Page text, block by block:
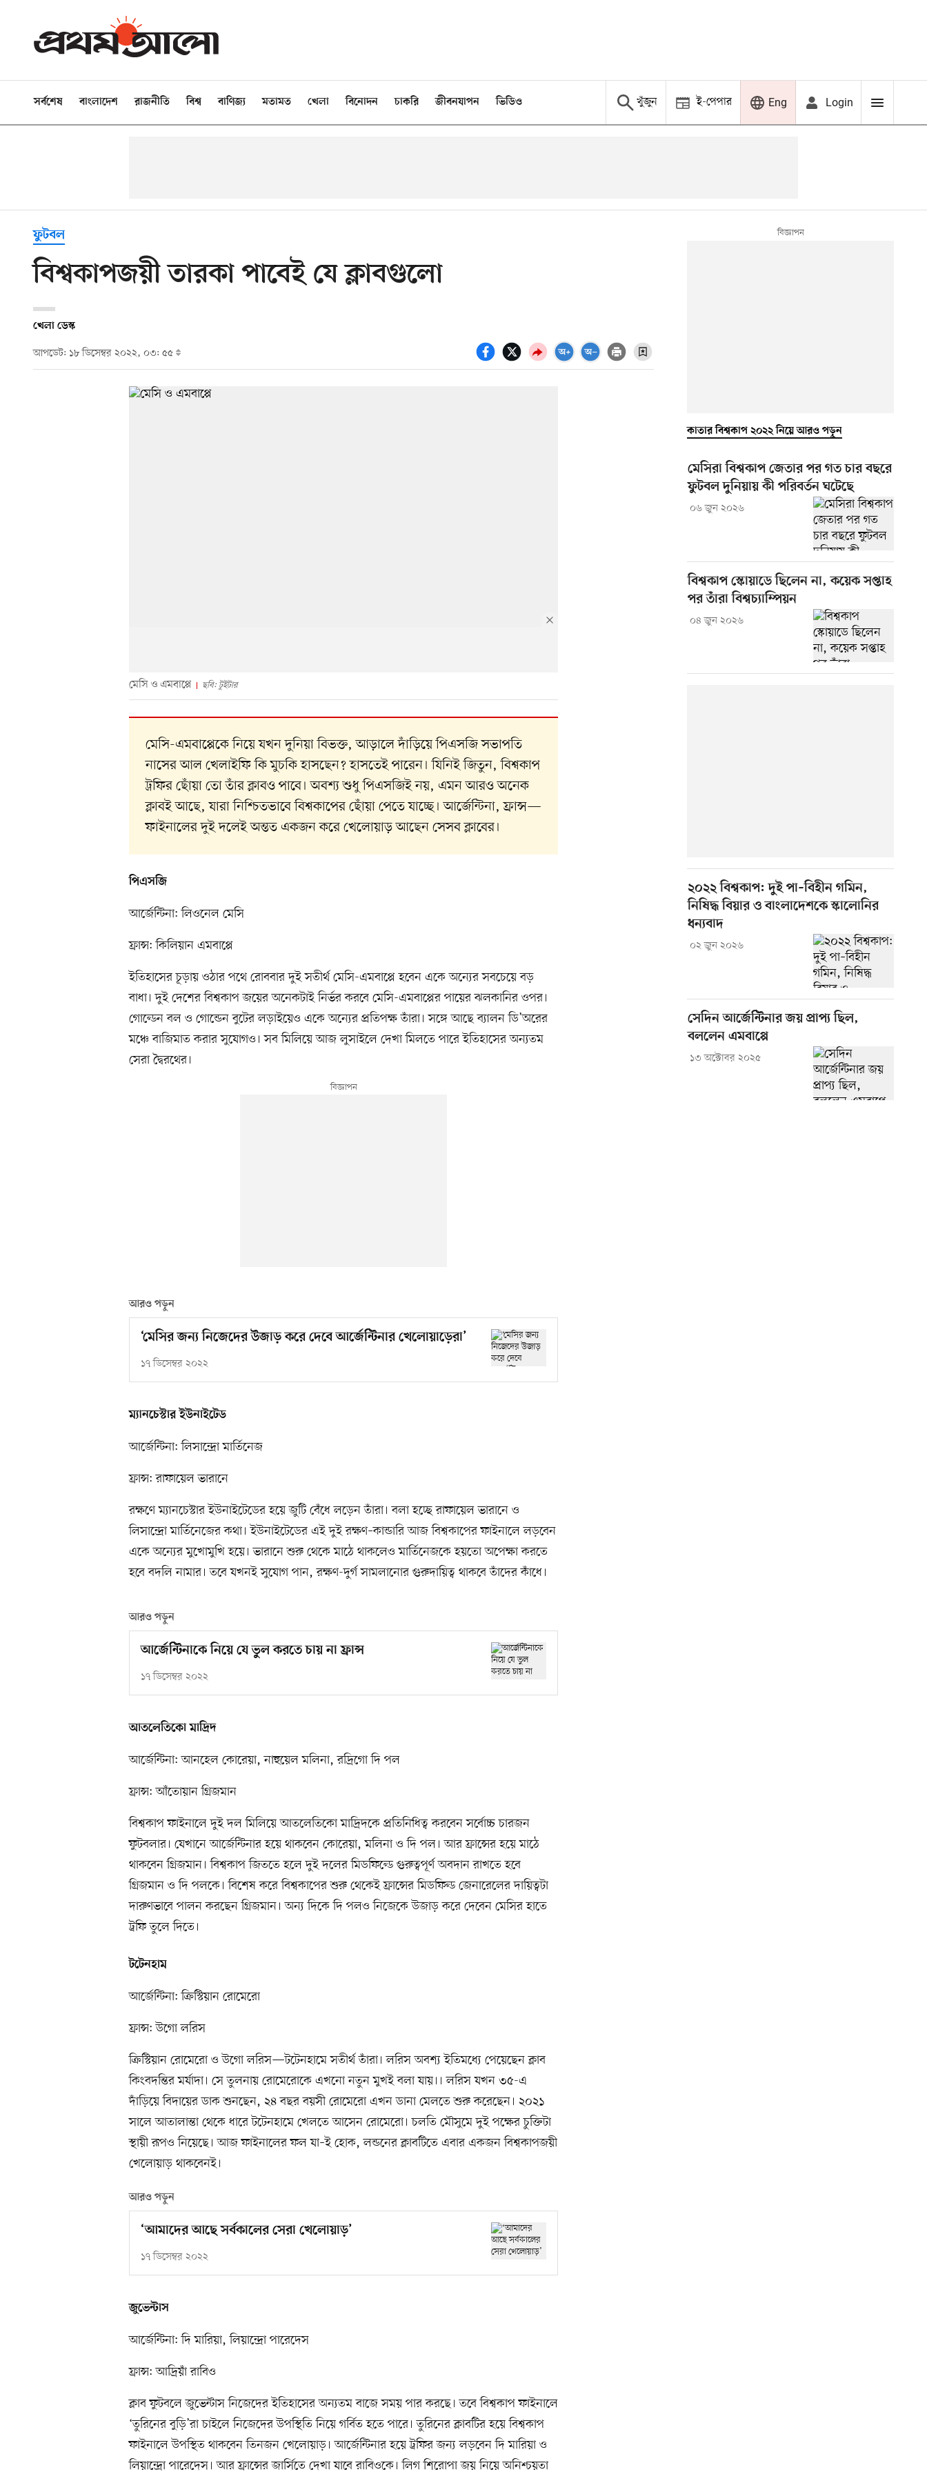
সর্বশেষ বাংলাদেশ রাজনীতি বিশ্ব বাণিজ্য মতামত খেলা বিনোদন চাকরি জীবনযাপন ভিডিও খুঁজুন ই-পেপার Eng Login
ফুটবল
বিশ্বকাপজয়ী তারকা পাবেই যে ক্লাবগুলো
খেলা ডেস্ক
আপডেট: ১৮ ডিসেম্বর ২০২২, ০৩: ৫৫
মেসি ও এমবাপ্পে ছবি: টুইটার
মেসি-এমবাপ্পেকে নিয়ে যখন দুনিয়া বিভক্ত, আড়ালে দাঁড়িয়ে পিএসজি সভাপতি
নাসের আল খেলাইফি কি মুচকি হাসছেন? হাসতেই পারেন। যিনিই জিতুন, বিশ্বকাপ
ট্রফির ছোঁয়া তো তাঁর ক্লাবও পাবে। অবশ্য শুধু পিএসজিই নয়, এমন আরও অনেক
ক্লাবই আছে, যারা নিশ্চিতভাবে বিশ্বকাপের ছোঁয়া পেতে যাচ্ছে। আর্জেন্টিনা, ফ্রান্স—
ফাইনালের দুই দলেই অন্তত একজন করে খেলোয়াড় আছেন সেসব ক্লাবের।
পিএসজি
আর্জেন্টিনা: লিওনেল মেসি
ফ্রান্স: কিলিয়ান এমবাপ্পে
ইতিহাসের চূড়ায় ওঠার পথে রোববার দুই সতীর্থ মেসি-এমবাপ্পে হবেন একে অন্যের সবচেয়ে বড়
বাধা। দুই দেশের বিশ্বকাপ জয়ের অনেকটাই নির্ভর করবে মেসি-এমবাপ্পের পায়ের ঝলকানির ওপর।
গোল্ডেন বল ও গোন্ডেন বুটের লড়াইয়েও একে অন্যের প্রতিপক্ষ তাঁরা। সঙ্গে আছে ব্যালন ডি’অরের
মঞ্চে বাজিমাত করার সুযোগও। সব মিলিয়ে আজ লুসাইলে দেখা মিলতে পারে ইতিহাসের অন্যতম
সেরা দ্বৈরথের।
আরও পড়ুন
‘মেসির জন্য নিজেদের উজাড় করে দেবে আর্জেন্টিনার খেলোয়াড়েরা’
১৭ ডিসেম্বর ২০২২
ম্যানচেস্টার ইউনাইটেড
আর্জেন্টিনা: লিসান্দ্রো মার্তিনেজ
ফ্রান্স: রাফায়েল ভারানে
রক্ষণে ম্যানচেস্টার ইউনাইটেডের হয়ে জুটি বেঁধে লড়েন তাঁরা। বলা হচ্ছে রাফায়েল ভারানে ও
লিসান্দ্রো মার্তিনেজের কথা। ইউনাইটেডের এই দুই রক্ষণ–কান্ডারি আজ বিশ্বকাপের ফাইনালে লড়বেন
একে অন্যের মুখোমুখি হয়ে। ভারানে শুরু থেকে মাঠে থাকলেও মার্তিনেজকে হয়তো অপেক্ষা করতে
হবে বদলি নামার। তবে যখনই সুযোগ পান, রক্ষণ-দুর্গ সামলানোর গুরুদায়িত্ব থাকবে তাঁদের কাঁধে।
আরও পড়ুন
আর্জেন্টিনাকে নিয়ে যে ভুল করতে চায় না ফ্রান্স
১৭ ডিসেম্বর ২০২২
আতলেতিকো মাদ্রিদ
আর্জেন্টিনা: আনহেল কোরেয়া, নাহুয়েল মলিনা, রদ্রিগো দি পল
ফ্রান্স: আঁতোয়ান গ্রিজমান
বিশ্বকাপ ফাইনালে দুই দল মিলিয়ে আতলেতিকো মাদ্রিদকে প্রতিনিধিত্ব করবেন সর্বোচ্চ চারজন
ফুটবলার। যেখানে আর্জেন্টিনার হয়ে থাকবেন কোরেয়া, মলিনা ও দি পল। আর ফ্রান্সের হয়ে মাঠে
থাকবেন গ্রিজমান। বিশ্বকাপ জিততে হলে দুই দলের মিডফিল্ডে গুরুত্বপূর্ণ অবদান রাখতে হবে
গ্রিজমান ও দি পলকে। বিশেষ করে বিশ্বকাপের শুরু থেকেই ফ্রান্সের মিডফিল্ড জেনারেলের দায়িত্বটা
দারুণভাবে পালন করছেন গ্রিজমান। অন্য দিকে দি পলও নিজেকে উজাড় করে দেবেন মেসির হাতে
ট্রফি তুলে দিতে।
টটেনহাম
আর্জেন্টিনা: ক্রিস্টিয়ান রোমেরো
ফ্রান্স: উগো লরিস
ক্রিস্টিয়ান রোমেরো ও উগো লরিস—টটেনহামে সতীর্থ তাঁরা। লরিস অবশ্য ইতিমধ্যে পেয়েছেন ক্লাব
কিংবদন্তির মর্যাদা। সে তুলনায় রোমেরোকে এখনো নতুন মুখই বলা যায়।। লরিস যখন ৩৫-এ
দাঁড়িয়ে বিদায়ের ডাক শুনছেন, ২৪ বছর বয়সী রোমেরো এখন ডানা মেলতে শুরু করেছেন। ২০২১
সালে আতালান্তা থেকে ধারে টটেনহামে খেলতে আসেন রোমেরো। চলতি মৌসুমে দুই পক্ষের চুক্তিটা
স্থায়ী রূপও নিয়েছে। আজ ফাইনালের ফল যা–ই হোক, লন্ডনের ক্লাবটিতে এবার একজন বিশ্বকাপজয়ী
খেলোয়াড় থাকবেনই।
আরও পড়ুন
‘আমাদের আছে সর্বকালের সেরা খেলোয়াড়’
১৭ ডিসেম্বর ২০২২
জুভেন্টাস
আর্জেন্টিনা: দি মারিয়া, লিয়ান্দ্রো পারেদেস
ফ্রান্স: আদ্রিয়াঁ রাবিও
ক্লাব ফুটবলে জুভেন্টাস নিজেদের ইতিহাসের অন্যতম বাজে সময় পার করছে। তবে বিশ্বকাপ ফাইনালে
‘তুরিনের বুড়ি’রা চাইলে নিজেদের উপস্থিতি নিয়ে গর্বিত হতে পারে। তুরিনের ক্লাবটির হয়ে বিশ্বকাপ
ফাইনালে উপস্থিত থাকবেন তিনজন খেলোয়াড়। আর্জেন্টিনার হয়ে ট্রফির জন্য লড়বেন দি মারিয়া ও
লিয়ান্দ্রো পারেদেস। আর ফ্রান্সের জার্সিতে দেখা যাবে রাবিওকে। লিগ শিরোপা জয় নিয়ে অনিশ্চয়তা
কাতার বিশ্বকাপ ২০২২ নিয়ে আরও পড়ুন
মেসিরা বিশ্বকাপ জেতার পর গত চার বছরে
ফুটবল দুনিয়ায় কী পরিবর্তন ঘটেছে
০৬ জুন ২০২৬
বিশ্বকাপ স্কোয়াডে ছিলেন না, কয়েক সপ্তাহ
পর তাঁরা বিশ্বচ্যাম্পিয়ন
০৪ জুন ২০২৬
২০২২ বিশ্বকাপ: দুই পা–বিহীন গমিন,
নিষিদ্ধ বিয়ার ও বাংলাদেশকে স্কালোনির
ধন্যবাদ
০২ জুন ২০২৬
সেদিন আর্জেন্টিনার জয় প্রাপ্য ছিল,
বললেন এমবাপ্পে
১৩ অক্টোবর ২০২৫